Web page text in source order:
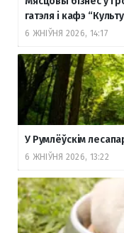
гатэля і кафэ
6 ЖНІЎНЯ 2026, 14:17
У Румлёўскім
6 ЖНІЎНЯ 2026, 13:22